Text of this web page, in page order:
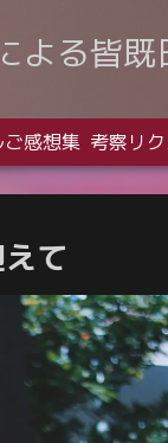
よる皆
感想集 考察リ
て